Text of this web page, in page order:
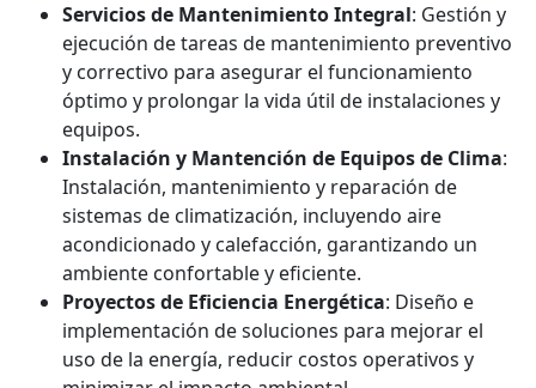
Servicios de Mantenimiento Integral: Gestión y
ejecución de tareas de mantenimiento preventivo
y correctivo para asegurar el funcionamiento
óptimo y prolongar la vida útil de instalaciones y
equipos.
Instalación y Mantención de Equipos de Clima:
Instalación, mantenimiento y reparación de
sistemas de climatización, incluyendo aire
acondicionado y calefacción, garantizando un
ambiente confortable y eficiente.
Proyectos de Eficiencia Energética: Diseño e
implementación de soluciones para mejorar el
uso de la energía, reducir costos operativos y